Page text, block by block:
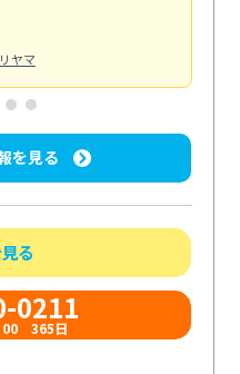
ヤマ
を見る
る
0211
00 365日